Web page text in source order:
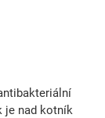
je nad kotník